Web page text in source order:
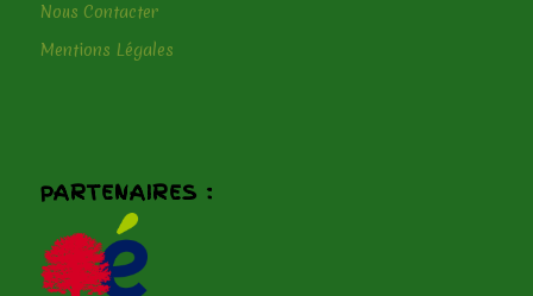
Nous Contacter
Mentions Légales
PARTENAIRES :